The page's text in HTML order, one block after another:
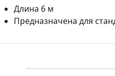
Длина 6 м
Предназначена для